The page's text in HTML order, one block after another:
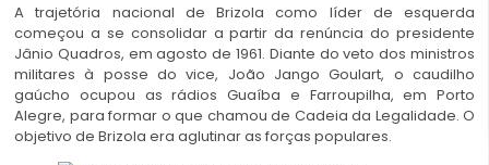
A trajetória nacional de Brizola como líder de esquerda
começou a se consolidar a partir da renúncia do presidente
Jânio Quadros, em agosto de 1961. Diante do veto dos ministros
militares à posse do vice, João Jango Goulart, o caudilho
gaúcho ocupou as rádios Guaíba e Farroupilha, em Porto
Alegre, para formar o que chamou de Cadeia da Legalidade. O
objetivo de Brizola era aglutinar as forças populares.